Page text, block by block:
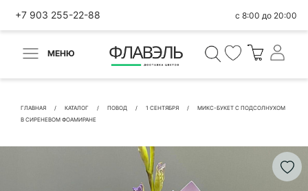
+7 903 255-22-88 с 8:00 до 20:00
МЕНЮ
ГЛАВНАЯ КАТАЛОГ ПОВОД 1 СЕНТЯБРЯ
МИКС-БУКЕТ С ПОДСОЛНУХОМ
В СИРЕНЕВОМ ФОАМИРАНЕ
ВЕРНУТЬСЯ
Быстрая покупка
КОНТАКТНЫЕ ДАННЫЕ